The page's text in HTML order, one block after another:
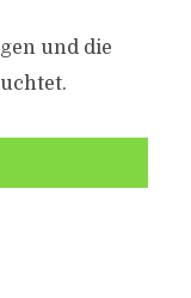
und die